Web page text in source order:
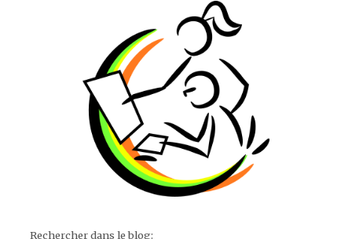
Rechercher dans le blog: